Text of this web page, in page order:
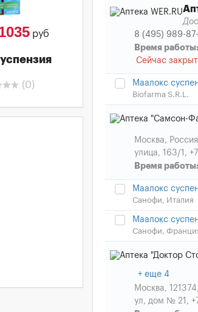
руб
(0)
8 (495) 989-
Время работы:
Сейчас
Маалокс
Biofarma S.R.L.
Москва,
улица, 163/1 ,
Время работы:
Маалокс
Санофи, Италия
Маалокс
Санофи,
еще 4
Москва,
ул, дом № 21 ,